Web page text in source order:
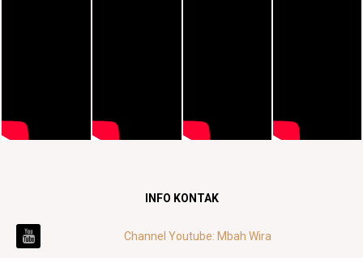
INFO KONTAK
Channel Youtube: Mbah Wira